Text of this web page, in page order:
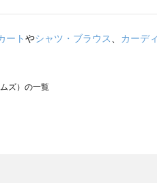
ートやシャツ・ブラウス、 カーデ
ズ）の一覧
サモスモス）の一覧
ム）の一覧